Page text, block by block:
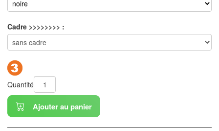
Cadre >>>>>>>> :
Quantité
Ajouter au panier